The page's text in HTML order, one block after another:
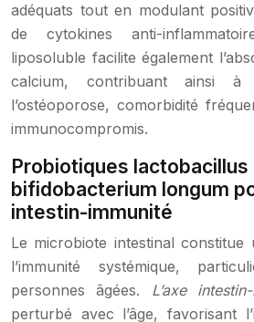
adéquats tout en modulant
de cytokines anti-
liposoluble facilite également
calcium, contribuant ainsi
l’ostéoporose, comorbidité
immunocompromis.
Probiotiques
bifidobacterium longum
intestin-immunité
Le microbiote intestinal
l’immunité systémique,
personnes âgées. L’axe
perturbé avec l’âge, favorisant